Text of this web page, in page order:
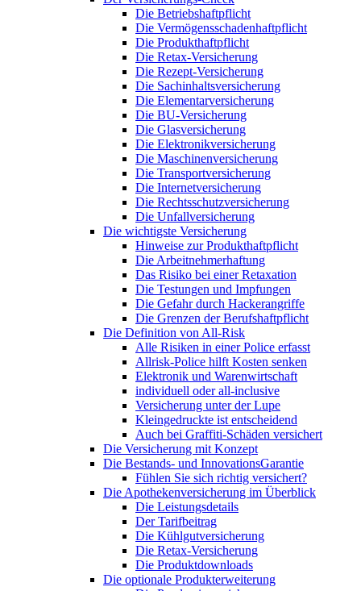
Die Betriebshaftpflicht
Die Vermögensschadenhaftpflicht
Die Produkthaftpflicht
Die Retax-Versicherung
Die Rezept-Versicherung
Die Sachinhaltsversicherung
Die Elementarversicherung
Die BU-Versicherung
Die Glasversicherung
Die Elektronikversicherung
Die Maschinenversicherung
Die Transportversicherung
Die Internetversicherung
Die Rechtsschutzversicherung
Die Unfallversicherung
Die wichtigste Versicherung
Hinweise zur Produkthaftpflicht
Die Arbeitnehmerhaftung
Das Risiko bei einer Retaxation
Die Testungen und Impfungen
Die Gefahr durch Hackerangriffe
Die Grenzen der Berufshaftpflicht
Die Definition von All-Risk
Alle Risiken in einer Police erfasst
Allrisk-Police hilft Kosten senken
Elektronik und Warenwirtschaft
individuell oder all-inclusive
Versicherung unter der Lupe
Kleingedruckte ist entscheidend
Auch bei Graffiti-Schäden versichert
Die Versicherung mit Konzept
Die Bestands- und InnovationsGarantie
Fühlen Sie sich richtig versichert?
Die Apothekenversicherung im Überblick
Die Leistungsdetails
Der Tarifbeitrag
Die Kühlgutversicherung
Die Retax-Versicherung
Die Produktdownloads
Die optionale Produkterweiterung